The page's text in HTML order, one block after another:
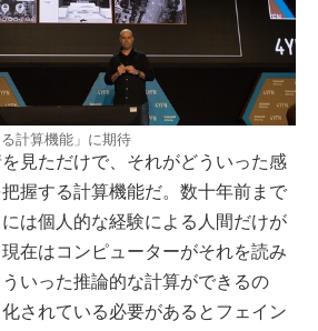
計算機能」に期待
見ただけで、それがどういった感
握する計算機能だ。数十年前まで
は個人的な経験による人間だけが
在はコンピューターがそれを読み
いった推論的な計算ができるの
されている必要があるとフェイン